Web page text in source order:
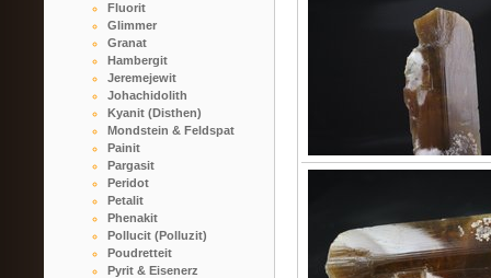
Fluorit
Glimmer
Granat
Hambergit
Jeremejewit
Johachidolith
Kyanit (Disthen)
Mondstein & Feldspat
Painit
Pargasit
Peridot
Petalit
Phenakit
Pollucit (Polluzit)
Poudretteit
Pyrit & Eisenerz